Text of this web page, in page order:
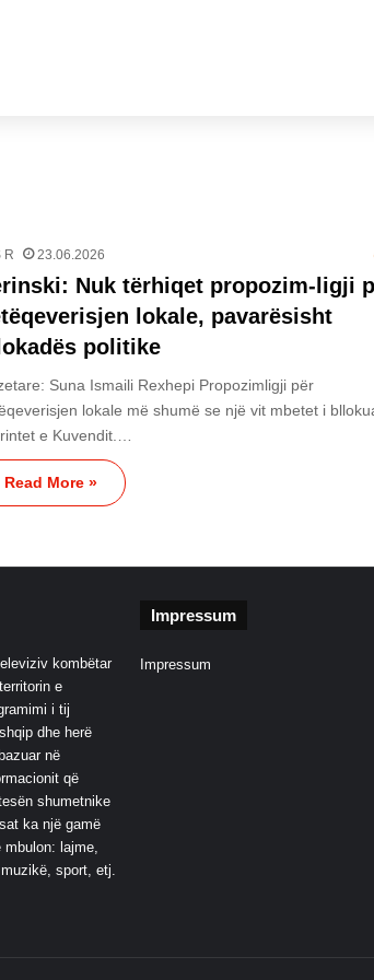
R 23.06.2026
Nuk tërhiqet propozim-ligji
lokale, pavarësisht
politike
Suna Ismaili Rexhepi Propozimligji për
lokale më shumë se një vit mbetet i
e Kuvendit.…
Read More »
kombëtar
e
i tij
dhe herë
në
që
shumetnike
ka një gamë
mbulon: lajme,
sport, etj.
Impressum
Impressum